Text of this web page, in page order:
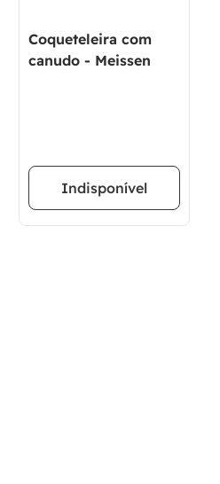
Coqueteleira com
canudo - Meissen
Indisponível